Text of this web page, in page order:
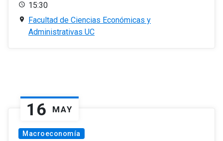
15:30
Facultad de Ciencias Económicas y
Administrativas UC
16 MAY
Macroeconomía